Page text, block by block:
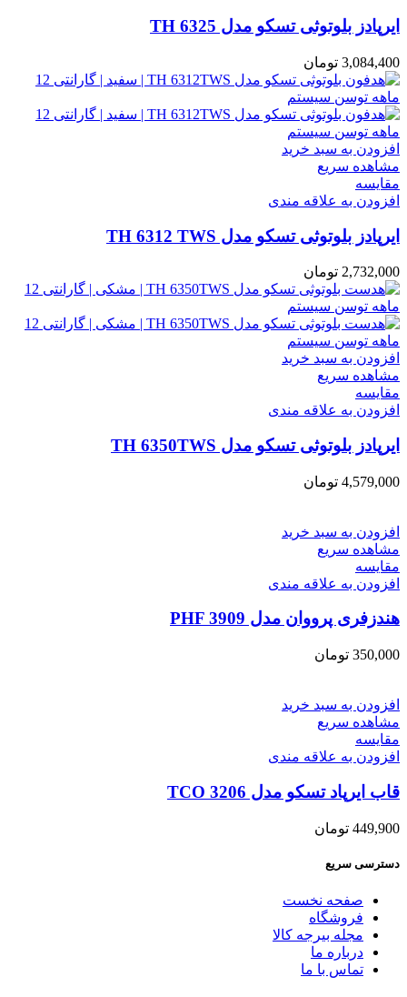
ایرپادز بلوتوثی تسکو مدل TH 6325
3,084,400 تومان
افزودن به سبد خرید
مشاهده سریع
مقایسه
افزودن به علاقه مندی
ایرپادز بلوتوثی تسکو مدل TH 6312 TWS
2,732,000 تومان
افزودن به سبد خرید
مشاهده سریع
مقایسه
افزودن به علاقه مندی
ایرپادز بلوتوثی تسکو مدل TH 6350TWS
4,579,000 تومان
افزودن به سبد خرید
مشاهده سریع
مقایسه
افزودن به علاقه مندی
هندزفری پرووان مدل PHF 3909
350,000 تومان
افزودن به سبد خرید
مشاهده سریع
مقایسه
افزودن به علاقه مندی
قاب ایرپاد تسکو مدل TCO 3206
449,900 تومان
دسترسی سریع
صفحه نخست
فروشگاه
مجله بیرجه کالا
درباره ما
تماس با ما